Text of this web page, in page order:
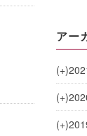
アー
(+)
(+)
(+)